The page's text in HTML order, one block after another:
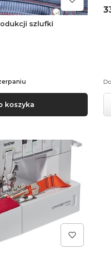
szlufki
koszyka